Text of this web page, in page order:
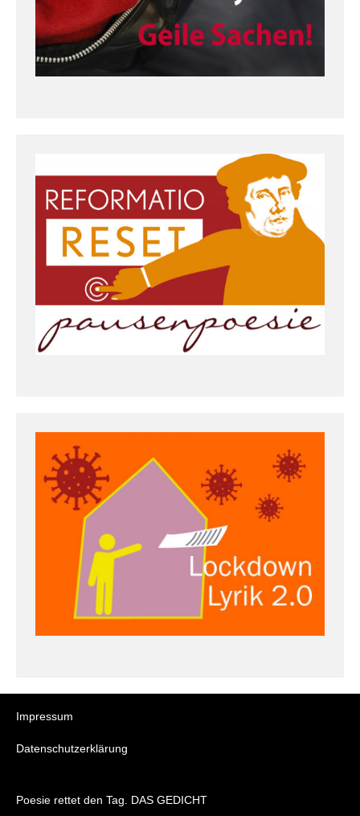
Impressum
Datenschutzerklärung
Poesie rettet den Tag. DAS GEDICHT